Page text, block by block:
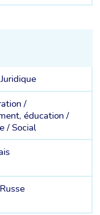
Juridique
/
éducation /
/Social
Russe